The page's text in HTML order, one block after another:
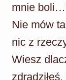
mnie
Nie mów
nic z
Wiesz